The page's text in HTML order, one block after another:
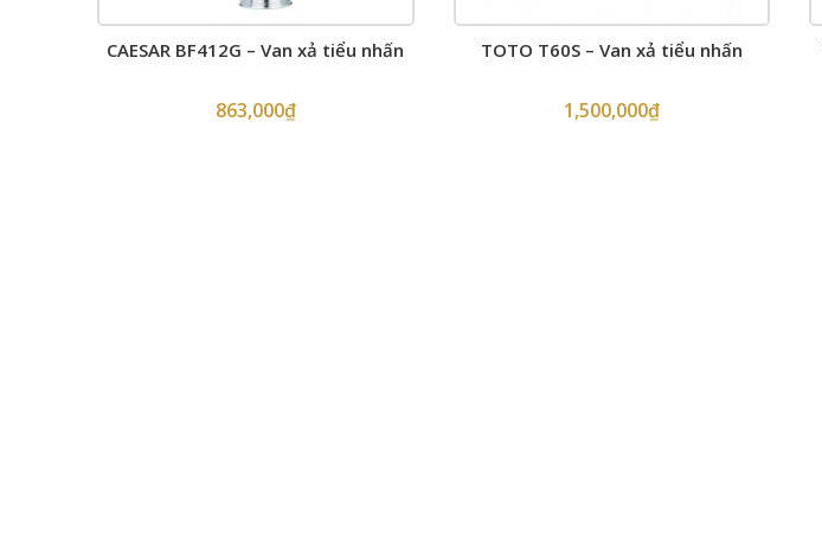
CAESAR BF412G – Van xả tiểu nhấn
863,000₫
TOTO T60S – Van xả tiểu nhấn
1,500,000₫